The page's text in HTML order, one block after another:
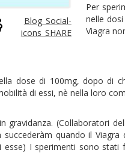
Blog_Social-
icons_SHARE
Per
nelle
Viagra
dose di 100mg, dopo
di essi, nè nella loro
(Collaboratori
quando il
esse) I sperimenti sono